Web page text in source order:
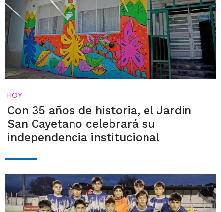
HOY
Con 35 años de historia, el Jardín
San Cayetano celebrará su
independencia institucional